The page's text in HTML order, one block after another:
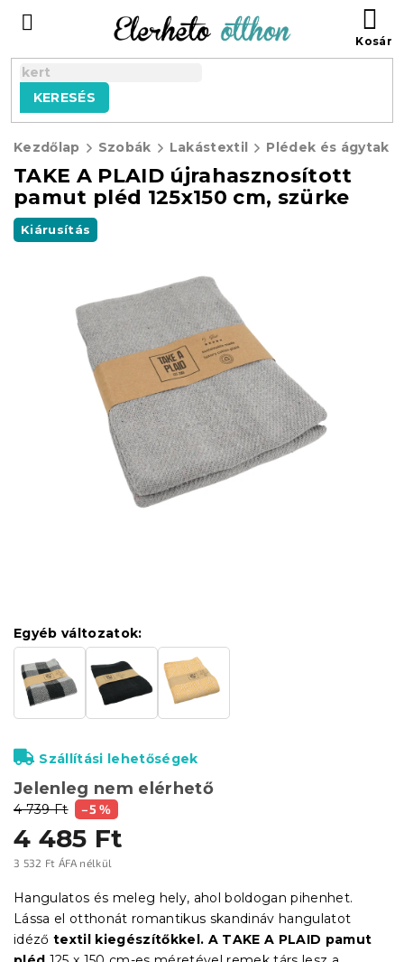
tartalomhoz
KERESÉS
Kezdőlap Szobák Lakástextil Plédek és
TAKE A PLAID újrahasznosított
pamut pléd 125x150 cm, szürke
Kiárusítás
4 739 Ft –5 %
4 485 Ft
3 532 Ft ÁFA nélkül
Jelenleg nem elérhető
Egyéb változatok:
Szállítási lehetőségek
Hangulatos és meleg hely, ahol boldogan pihenhet.
Lássa el otthonát romantikus skandináv hangulatot
idéző textil kiegészítőkkel. A TAKE A PLAID pamut